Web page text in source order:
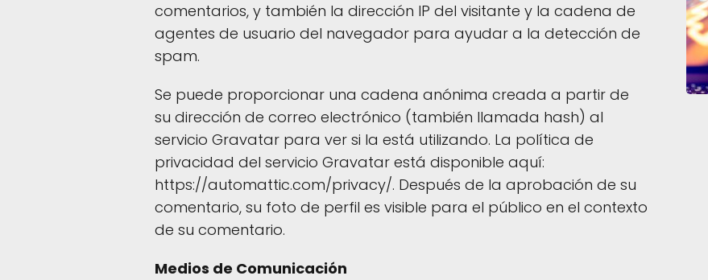
comentarios, y también la dirección IP del visitante y la cadena de
agentes de usuario del navegador para ayudar a la detección de
spam.
Se puede proporcionar una cadena anónima creada a partir de
su dirección de correo electrónico (también llamada hash) al
servicio Gravatar para ver si la está utilizando. La política de
privacidad del servicio Gravatar está disponible aquí:
https://automattic.com/privacy/. Después de la aprobación de su
comentario, su foto de perfil es visible para el público en el contexto
de su comentario.
Medios de Comunicación